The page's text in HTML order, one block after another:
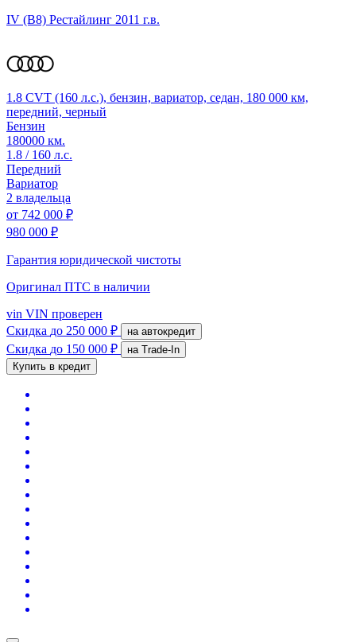
IV (B8) Рестайлинг 2011 г.в.
1.8 CVT (160 л.с.), бензин, вариатор, седан, 180 000 км,
передний, черный
Бензин
180000 км.
1.8 / 160 л.с.
Передний
Вариатор
2 владельца
от 742 000 ₽
980 000 ₽
Гарантия юридической чистоты
Оригинал ПТС в наличии
vin VIN проверен
Скидка до 250 000 ₽ на автокредит
Скидка до 150 000 ₽
на Trade-In
Купить в кредит